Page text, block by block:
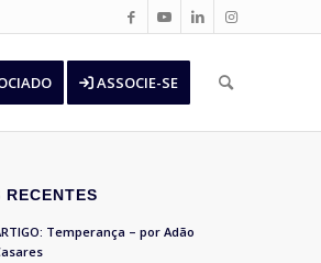
ASSOCIE-SE
RECENTES
Temperança – por Adão